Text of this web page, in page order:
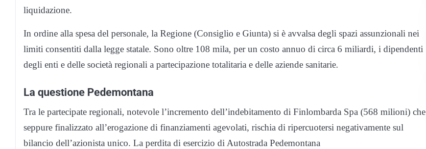
liquidazione.
In ordine alla spesa del personale, la Regione (Consiglio e Giunta) si è avvalsa degli spazi assunzionali nei
limiti consentiti dalla legge statale. Sono oltre 108 mila, per un costo annuo di circa 6 miliardi, i dipendenti
degli enti e delle società regionali a partecipazione totalitaria e delle aziende sanitarie.
La questione Pedemontana
Tra le partecipate regionali, notevole l’incremento dell’indebitamento di Finlombarda Spa (568 milioni) che
seppure finalizzato all’erogazione di finanziamenti agevolati, rischia di ripercuotersi negativamente sul
bilancio dell’azionista unico. La perdita di esercizio di Autostrada Pedemontana